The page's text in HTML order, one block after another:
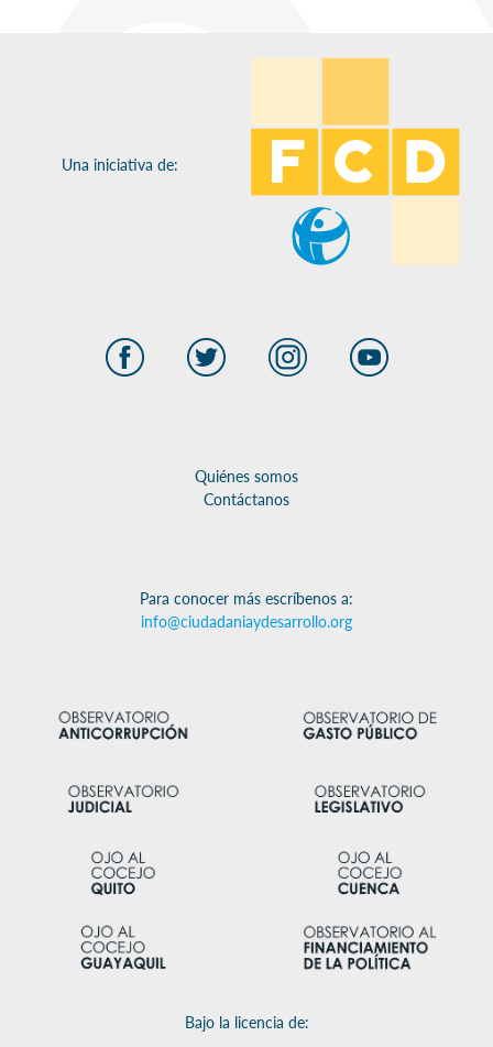
Una iniciativa de:
Quiénes somos
Contáctanos
Para conocer más escríbenos a:
info@ciudadaniaydesarrollo.org
Bajo la licencia de: